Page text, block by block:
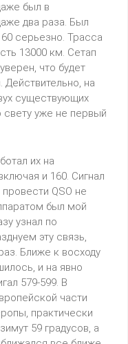
был в
два раза. Был
серьезно. Трасса
13000 км. Сетап
что будет
на
существующих
уже не первый
их на
и 160. Сигнал
QSO не
был мой
узнал по
эту связь,
Ближе к восходу
и на явно
579-599. В
части
практически
59 градусов, а